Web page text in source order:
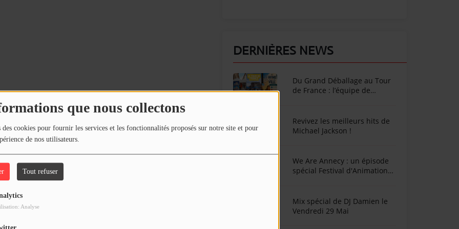
que nous collectons
cookies pour fournir les services et les fonctionnalités proposés sur notre site et pour
de nos utilisateurs.
Tout refuser
Analyse
commenter cet article
DERNIÈRES NEWS
Du Grand Déballage au Tour
de France : l’équipe de
Revivez les meilleurs hits de
Michael Jackson !
We Are Annecy : un épisode
spécial Festival d'Animation
Mix spécial de DJ Damien le
Vendredi 29 Mai